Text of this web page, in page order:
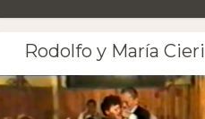
Rodolfo y María Cieri